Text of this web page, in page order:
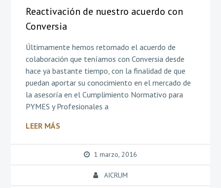
Reactivación de nuestro acuerdo con
Conversia
Últimamente hemos retomado el acuerdo de
colaboración que teníamos con Conversia desde
hace ya bastante tiempo, con la finalidad de que
puedan aportar su conocimiento en el mercado de
la asesoría en el Cumplimiento Normativo para
PYMES y Profesionales a
LEER MÁS
1 marzo, 2016
AICRUM